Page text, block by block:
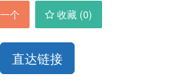
通用流量。
个 收藏 (0)
直达链接